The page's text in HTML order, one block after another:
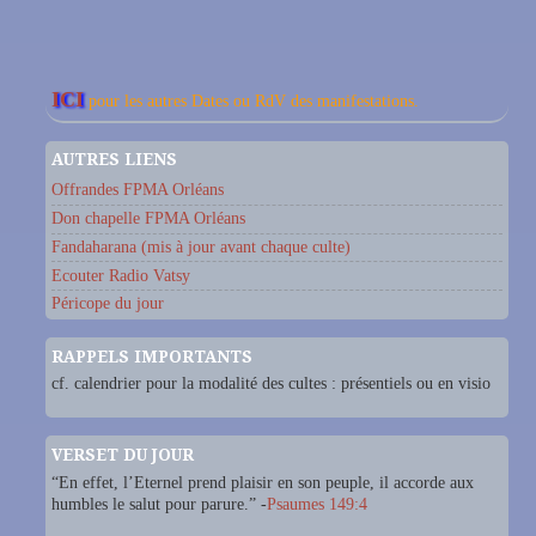
ICI pour les autres Dates ou RdV des manifestations.
AUTRES LIENS
Offrandes FPMA Orléans
Don chapelle FPMA Orléans
Fandaharana (mis à jour avant chaque culte)
Ecouter Radio Vatsy
Péricope du jour
RAPPELS IMPORTANTS
cf. calendrier pour la modalité des cultes : présentiels ou en visio
VERSET DU JOUR
“En effet, l’Eternel prend plaisir en son peuple, il accorde aux
humbles le salut pour parure.” -Psaumes 149:4